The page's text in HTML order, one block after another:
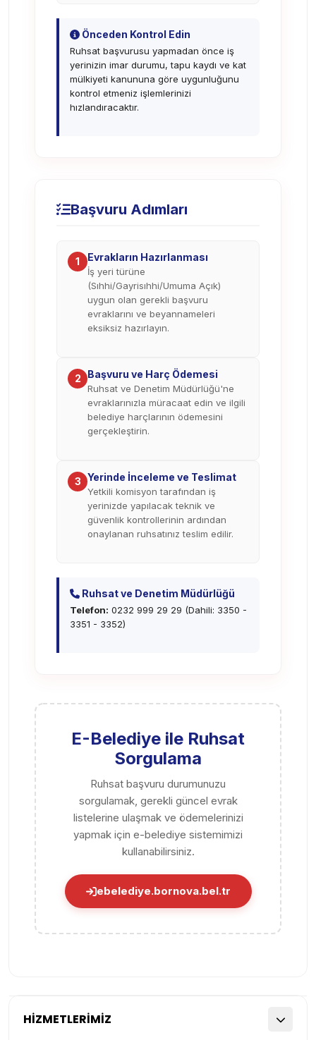
HİZMETLERİMİZ
Önceden Kontrol Edin
Ruhsat başvurusu yapmadan önce iş
yerinizin imar durumu, tapu kaydı ve kat
mülkiyeti kanununa göre uygunluğunu
kontrol etmeniz işlemlerinizi
hızlandıracaktır.
Başvuru Adımları
1 Evrakların Hazırlanması
İş yeri türüne
(Sıhhi/Gayrisıhhi/Umuma Açık)
uygun olan gerekli başvuru
evraklarını ve beyannameleri
eksiksiz hazırlayın.
2 Başvuru ve Harç Ödemesi
Ruhsat ve Denetim Müdürlüğü'ne
evraklarınızla müracaat edin ve ilgili
belediye harçlarının ödemesini
gerçekleştirin.
3 Yerinde İnceleme ve Teslimat
Yetkili komisyon tarafından iş
yerinizde yapılacak teknik ve
güvenlik kontrollerinin ardından
onaylanan ruhsatınız teslim edilir.
Ruhsat ve Denetim Müdürlüğü
Telefon: 0232 999 29 29 (Dahili: 3350 -
3351 - 3352)
E-Belediye ile Ruhsat
Sorgulama
Ruhsat başvuru durumunuzu
sorgulamak, gerekli güncel evrak
listelerine ulaşmak ve ödemelerinizi
yapmak için e-belediye sistemimizi
kullanabilirsiniz.
ebelediye.bornova.bel.tr